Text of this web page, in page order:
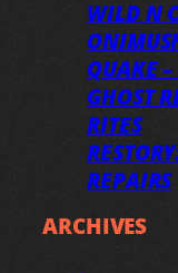
WILD N
QUAKE
GHOST
RITES
REPAIRS
ARCHIVES